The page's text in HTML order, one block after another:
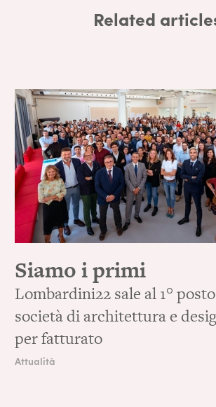
Related
Siamo i primi
Lombardini22 sale al 1°
società di architettura e
per fatturato
Attualità